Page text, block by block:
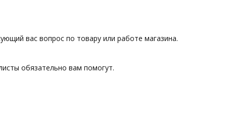
вас вопрос по товару или работе магазина.
обязательно вам помогут.